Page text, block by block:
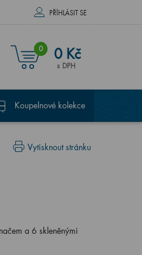
PŘÍHLÁSIT SE
0 0 Kč
s DPH
Koupelnové kolekce
Vytisknout stránku
a 6 skleněnými